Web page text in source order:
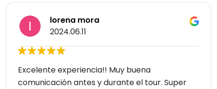
lorena mora
2024.06.11
Excelente experiencia!! Muy buena
comunicación antes y durante el tour. Super